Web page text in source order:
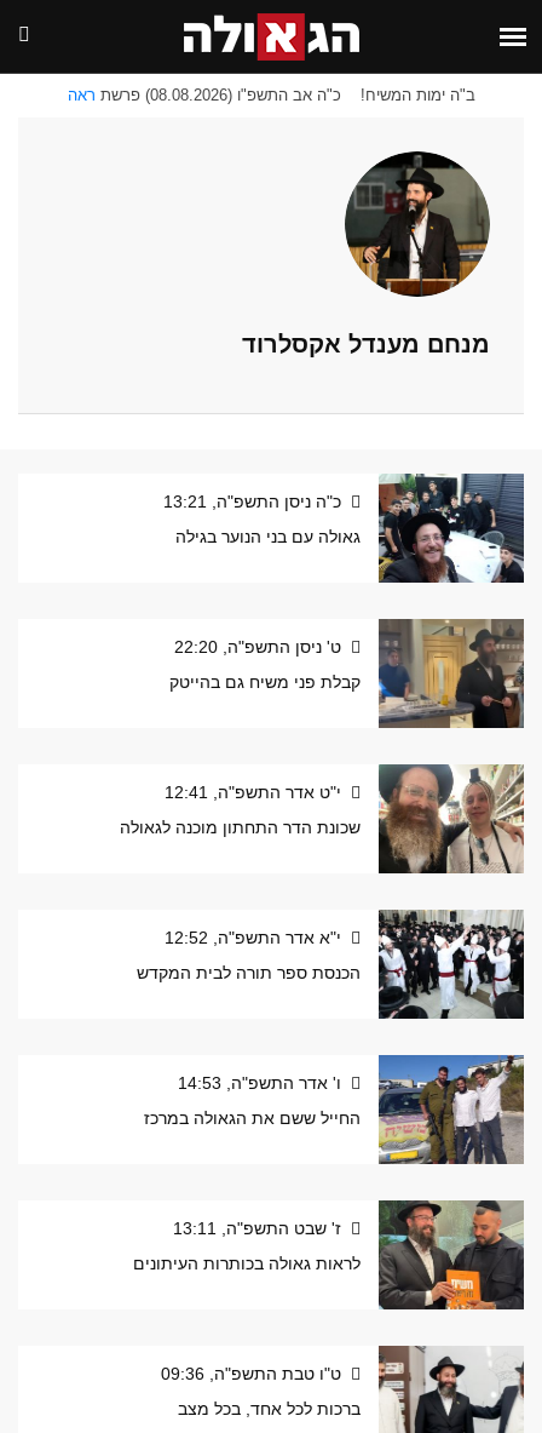
ב"ה ימות המשיח! כ"ה אב התשפ"ו (08.08.2026) פרשת ראה
מנחם מענדל אקסלרוד
כ"ה ניסן התשפ"ה, 13:21
גאולה עם בני הנוער בגילה
ט' ניסן התשפ"ה, 22:20
קבלת פני משיח גם בהייטק
י"ט אדר התשפ"ה, 12:41
שכונת הדר התחתון מוכנה לגאולה
י"א אדר התשפ"ה, 12:52
הכנסת ספר תורה לבית המקדש
ו' אדר התשפ"ה, 14:53
החייל ששם את הגאולה במרכז
ז' שבט התשפ"ה, 13:11
לראות גאולה בכותרות העיתונים
ט"ו טבת התשפ"ה, 09:36
ברכות לכל אחד, בכל מצב